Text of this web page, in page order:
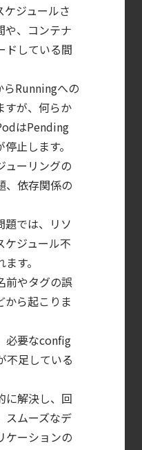
リーフィング：
リティとは？
ィブ時代に必要な対策の全体像
セキュリティ強化
・
ける自動隔離検証
り扱いの課題と解消策
運用の効率化を実現するSysdig
装ガイド
｜
ジュールさ
や、コンテナ
ドしている間
Runningへの
すが、何らか
はPending
止します。
ューリングの
、依存関係の
題では、リソ
ケジュール不
す。
前やタグの誤
から起こりま
必要なconfig
不足している
に解決し、回
スムーズなデ
ケーションの